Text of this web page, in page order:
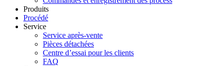
Produits
Procédé
Service
Service après-vente
Pièces détachées
Centre d’essai pour les clients
FAQ